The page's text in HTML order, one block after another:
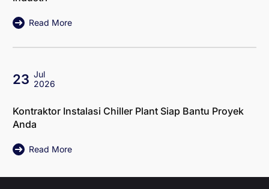
Read More
23 Jul
2026
Kontraktor Instalasi Chiller Plant Siap Bantu Proyek
Anda
Read More